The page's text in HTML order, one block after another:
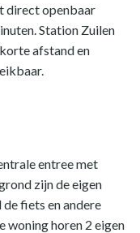
direct openbaar
Station Zuilen
afstand en
entree met
zijn de eigen
fiets en andere
woning horen 2 eigen